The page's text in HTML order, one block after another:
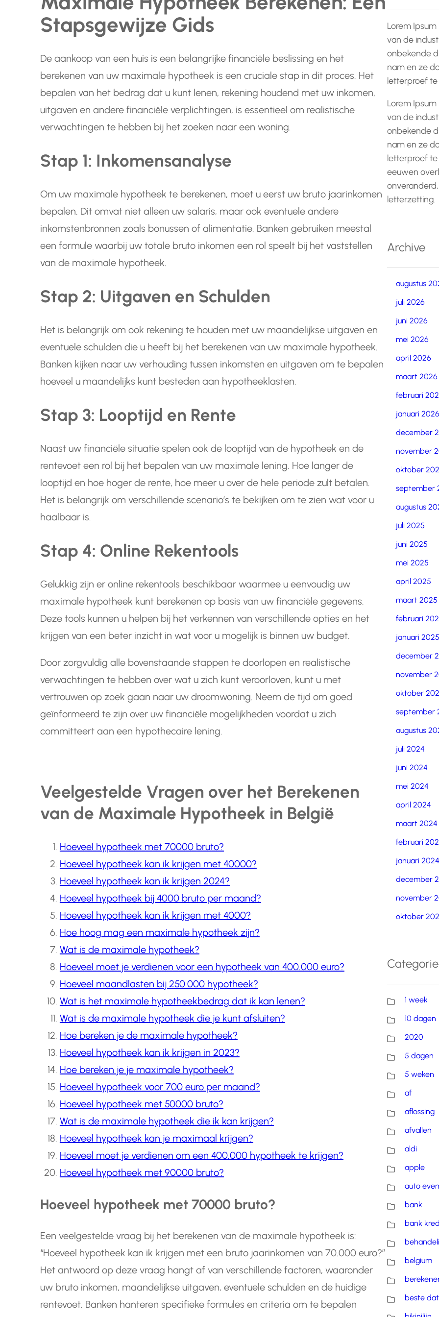
Stapsgewijze Gids
De aankoop van een huis is een belangrijke financiële beslissing en het
berekenen van uw maximale hypotheek is een cruciale stap in dit proces. Het
bepalen van het bedrag dat u kunt lenen, rekening houdend met uw inkomen,
uitgaven en andere financiële verplichtingen, is essentieel om realistische
verwachtingen te hebben bij het zoeken naar een woning.
Stap 1: Inkomensanalyse
Om uw maximale hypotheek te berekenen, moet u eerst uw bruto jaarinkomen
bepalen. Dit omvat niet alleen uw salaris, maar ook eventuele andere
inkomstenbronnen zoals bonussen of alimentatie. Banken gebruiken meestal
een formule waarbij uw totale bruto inkomen een rol speelt bij het vaststellen
van de maximale hypotheek.
Stap 2: Uitgaven en Schulden
Het is belangrijk om ook rekening te houden met uw maandelijkse uitgaven en
eventuele schulden die u heeft bij het berekenen van uw maximale hypotheek.
Banken kijken naar uw verhouding tussen inkomsten en uitgaven om te bepalen
hoeveel u maandelijks kunt besteden aan hypotheeklasten.
Stap 3: Looptijd en Rente
Naast uw financiële situatie spelen ook de looptijd van de hypotheek en de
rentevoet een rol bij het bepalen van uw maximale lening. Hoe langer de
looptijd en hoe hoger de rente, hoe meer u over de hele periode zult betalen.
Het is belangrijk om verschillende scenario’s te bekijken om te zien wat voor u
haalbaar is.
Stap 4: Online Rekentools
Gelukkig zijn er online rekentools beschikbaar waarmee u eenvoudig uw
maximale hypotheek kunt berekenen op basis van uw financiële gegevens.
Deze tools kunnen u helpen bij het verkennen van verschillende opties en het
krijgen van een beter inzicht in wat voor u mogelijk is binnen uw budget.
Door zorgvuldig alle bovenstaande stappen te doorlopen en realistische
verwachtingen te hebben over wat u zich kunt veroorloven, kunt u met
vertrouwen op zoek gaan naar uw droomwoning. Neem de tijd om goed
geïnformeerd te zijn over uw financiële mogelijkheden voordat u zich
committeert aan een hypothecaire lening.
Veelgestelde Vragen over het Berekenen
van de Maximale Hypotheek in België
Hoeveel hypotheek met 70000 bruto?
Hoeveel hypotheek kan ik krijgen met 40000?
Hoeveel hypotheek kan ik krijgen 2024?
Hoeveel hypotheek bij 4000 bruto per maand?
Hoeveel hypotheek kan ik krijgen met 4000?
Hoe hoog mag een maximale hypotheek zijn?
Wat is de maximale hypotheek?
Hoeveel moet je verdienen voor een hypotheek van 400.000 euro?
Hoeveel maandlasten bij 250.000 hypotheek?
Wat is het maximale hypotheekbedrag dat ik kan lenen?
Wat is de maximale hypotheek die je kunt afsluiten?
Hoe bereken je de maximale hypotheek?
Hoeveel hypotheek kan ik krijgen in 2023?
Hoe bereken je je maximale hypotheek?
Hoeveel hypotheek voor 700 euro per maand?
Hoeveel hypotheek met 50000 bruto?
Wat is de maximale hypotheek die ik kan krijgen?
Hoeveel hypotheek kan je maximaal krijgen?
Hoeveel moet je verdienen om een 400.000 hypotheek te krijgen?
Hoeveel hypotheek met 90000 bruto?
Hoeveel hypotheek met 70000 bruto?
Een veelgestelde vraag bij het berekenen van de maximale hypotheek is:
“Hoeveel hypotheek kan ik krijgen met een bruto jaarinkomen van 70.000 euro?”
Het antwoord op deze vraag hangt af van verschillende factoren, waaronder
uw bruto inkomen, maandelijkse uitgaven, eventuele schulden en de huidige
rentevoet. Banken hanteren specifieke formules en criteria om te bepalen
Lorem
van de
onbekende
nam en ze
letterproef te
Lorem
van de
onbekende
nam en ze
letterproef te
eeuwen
letterzetting.
Archive
augustus
juli 2026
juni 2026
mei 2026
april 2026
maart 2026
februari
januari 2026
december
november
oktober
september
augustus
juli 2025
juni 2025
mei 2025
april 2025
maart 2025
februari
januari 2025
december
november
oktober
september
augustus
juli 2024
juni 2024
mei 2024
april 2024
maart 2024
februari
januari 2024
december
november
oktober
1 week
10 dagen
2020
5 dagen
5 weken
af
aflossing
afvallen
aldi
apple
auto
bank
bank
belgium
beste